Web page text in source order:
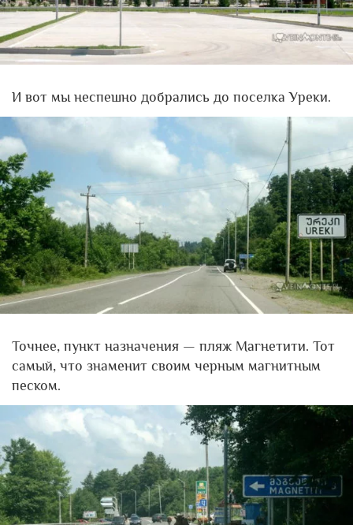
И вот мы неспешно добрались до поселка Уреки.
Точнее, пункт назначения — пляж Магнетити. Тот
самый, что знаменит своим черным магнитным
песком.